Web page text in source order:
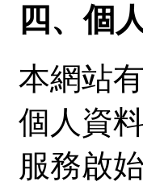
四、個
本網站
個人資
服務啟